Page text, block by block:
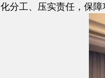
化分工、压实责任，保